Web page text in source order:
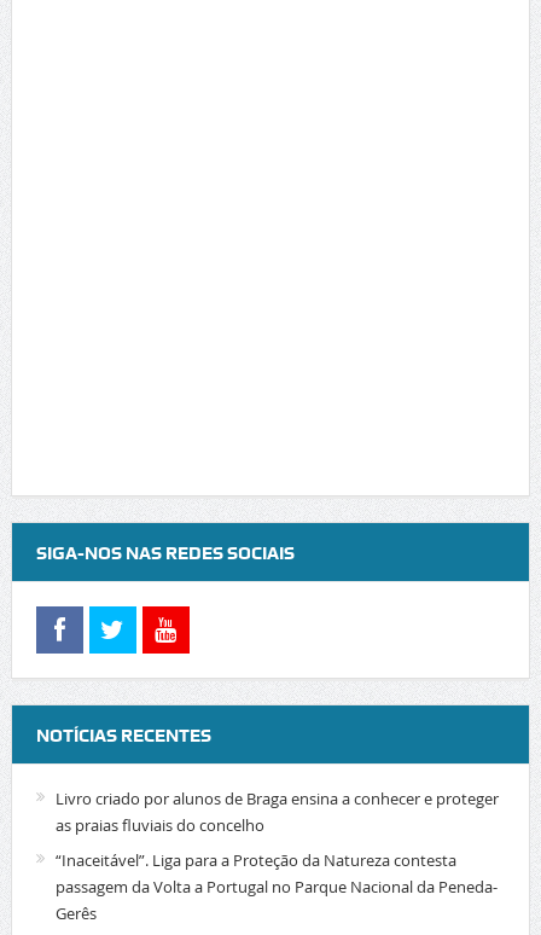
SIGA-NOS NAS REDES SOCIAIS
NOTÍCIAS RECENTES
Livro criado por alunos de Braga ensina a conhecer e proteger
as praias fluviais do concelho
“Inaceitável”. Liga para a Proteção da Natureza contesta
passagem da Volta a Portugal no Parque Nacional da Peneda-
Gerês